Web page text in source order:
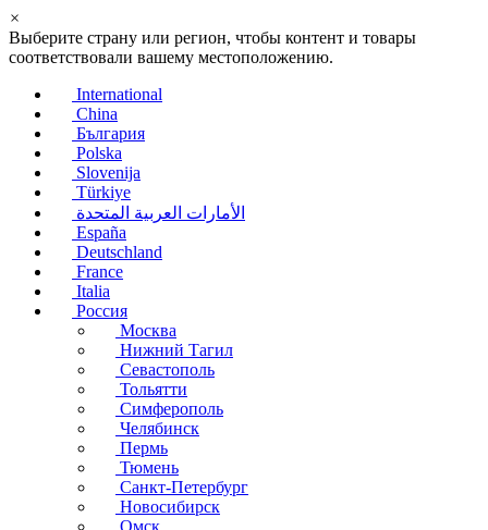
×
Выберите страну или регион, чтобы контент и товары
соответствовали вашему местоположению.
International
China
България
Polska
Slovenija
Türkiye
الأمارات العربية المتحدة
España
Deutschland
France
Italia
Россия
Москва
Нижний Тагил
Севастополь
Тольятти
Симферополь
Челябинск
Пермь
Тюмень
Санкт-Петербург
Новосибирск
Омск